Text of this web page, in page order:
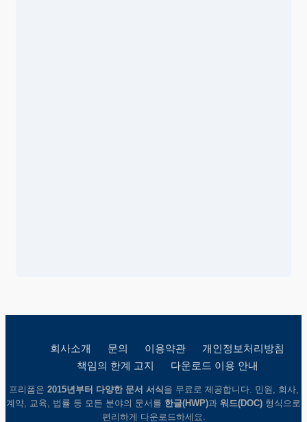
회사소개 문의 이용약관
개인정보처리방침
책임의 한계 고지
다운로드 이용 안내
프리폼은 2015년부터 다양한 문서 서식을 무료로 제공합니다. 민원, 회사,
계약, 교육, 법률 등 모든 분야의 문서를 한글(HWP)과 워드(DOC) 형식으로
편리하게 다운로드하세요.